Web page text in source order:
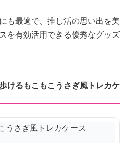
も最適で、推し活の思い出を美
を有効活用できる優秀なグッズ
けるもこもこうさぎ風トレカケ